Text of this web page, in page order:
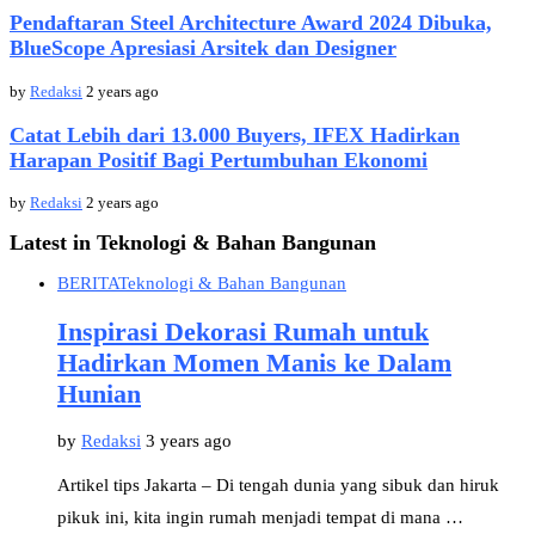
Pendaftaran Steel Architecture Award 2024 Dibuka,
BlueScope Apresiasi Arsitek dan Designer
by Redaksi 2 years ago
Catat Lebih dari 13.000 Buyers, IFEX Hadirkan
Harapan Positif Bagi Pertumbuhan Ekonomi
by Redaksi 2 years ago
Latest in Teknologi & Bahan Bangunan
BERITATeknologi & Bahan Bangunan
Inspirasi Dekorasi Rumah untuk
Hadirkan Momen Manis ke Dalam
Hunian
by Redaksi 3 years ago
Artikel tips Jakarta – Di tengah dunia yang sibuk dan hiruk
pikuk ini, kita ingin rumah menjadi tempat di mana …